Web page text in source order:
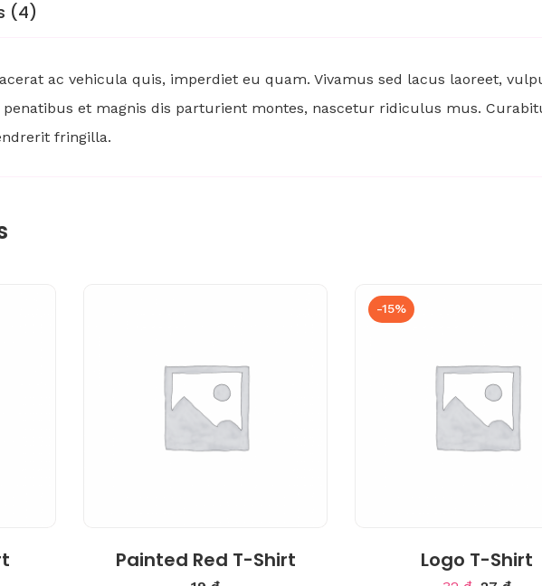
(4)
ac vehicula quis, imperdiet eu quam. Vivamus sed lacus laoreet,
et magnis dis parturient montes, nascetur ridiculus mus.
fringilla.
Painted Red T-Shirt
-15%
Logo T-Shirt